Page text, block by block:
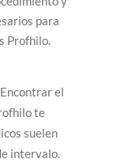
para
Profhilo.
el
te
suelen
intervalo.